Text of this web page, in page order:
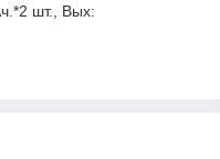
шт., Вых: